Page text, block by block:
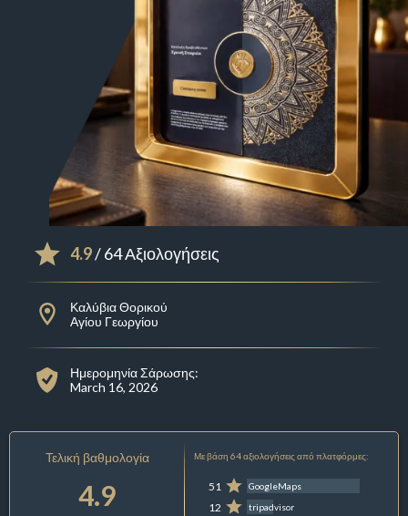
4.9/ 64 Αξιολογήσεις
Καλύβια Θορικού
Αγίου Γεωργίου
Ημερομηνία Σάρωσης:
March 16, 2026
Τελική βαθμολογία
4.9
Με βάση 64 αξιολογήσεις από πλατφόρμες:
51 GoogleMaps
12 tripadvisor